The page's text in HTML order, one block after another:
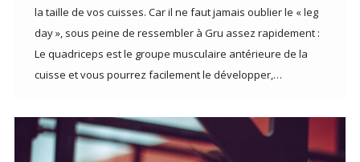
la taille de vos cuisses. Car il ne faut jamais oublier le « leg
day », sous peine de ressembler à Gru assez rapidement :
Le quadriceps est le groupe musculaire antérieure de la
cuisse et vous pourrez facilement le développer,…